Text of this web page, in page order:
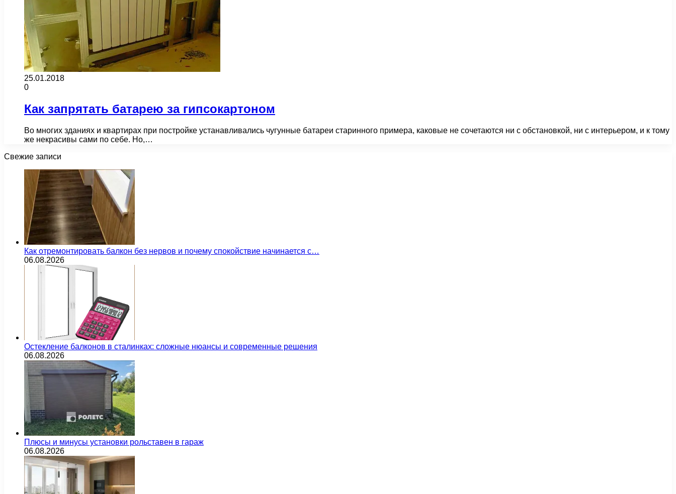
25.01.2018
0
Как запрятать батарею за гипсокартоном
Во многих зданиях и квартирах при постройке устанавливались чугунные батареи старинного примера, каковые не сочетаются ни с обстановкой, ни с интерьером, и к тому
же некрасивы сами по себе. Но,…
Свежие записи
Как отремонтировать балкон без нервов и почему спокойствие начинается с…
06.08.2026
Остекление балконов в сталинках: сложные нюансы и современные решения
06.08.2026
Плюсы и минусы установки рольставен в гараж
06.08.2026